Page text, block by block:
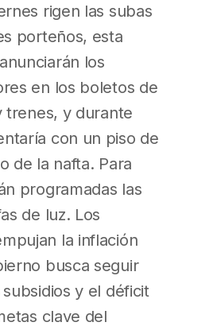
rigen las subas
porteños, esta
los
en los boletos de
trenes, y durante
con un piso de
de la nafta. Para
programadas las
de luz. Los
la inflación
busca seguir
y el déficit
clave del